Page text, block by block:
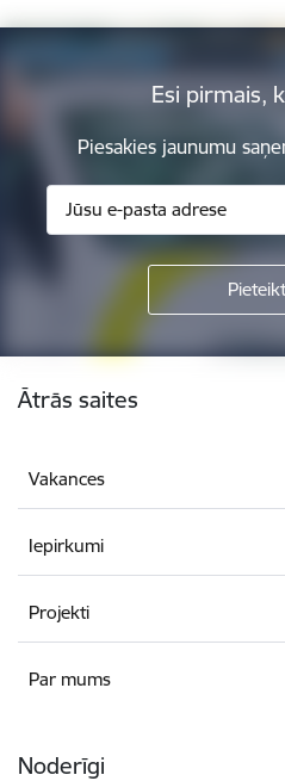
Esi pirmais,
Piesakies jaunumu
Ātrās saites
Vakances
Iepirkumi
Projekti
Par mums
Noderīgi